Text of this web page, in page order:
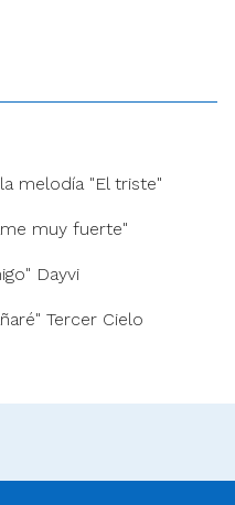
melodía "El triste"
muy fuerte"
Dayvi
Tercer Cielo